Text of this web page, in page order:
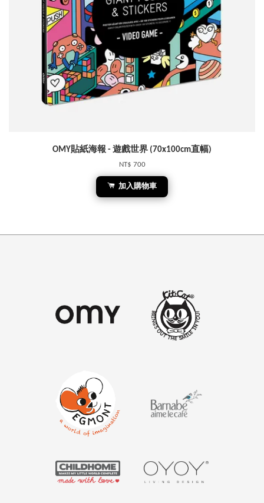
OMY貼紙海報 - 遊戲世界 (70x100cm直幅)
NT$ 700
加入購物車